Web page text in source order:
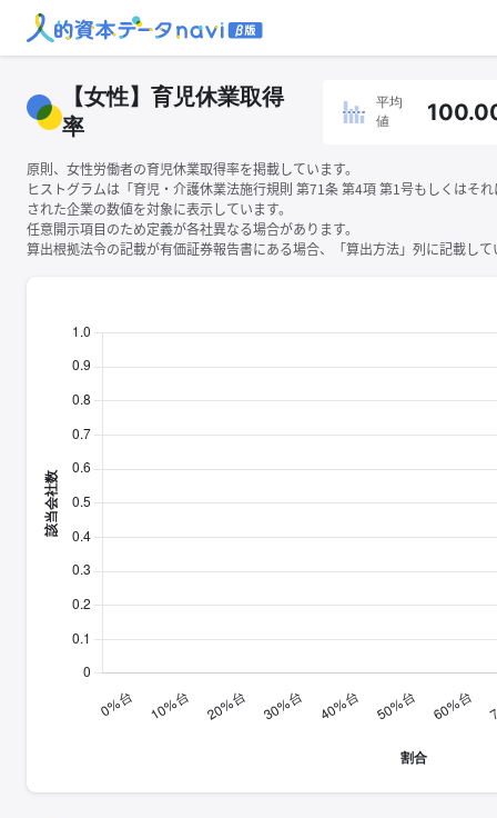
【女性】育児休業取得
率
平均
値
原則、女性労働者の育児休業取得率を掲載しています。
ヒストグラムは「育児・介護休業法施行規則 第71条 第4項 第1号もしくはそ
された企業の数値を対象に表示しています。
任意開示項目のため定義が各社異なる場合があります。
算出根拠法令の記載が有価証券報告書にある場合、「算出方法」列に記載し